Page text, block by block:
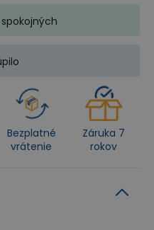
Bezplatné
vrátenie
Záruka 7
rokov